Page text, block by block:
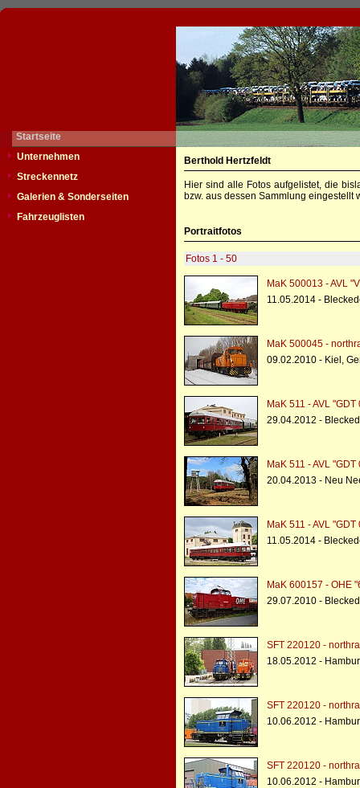
Startseite
Unternehmen
Streckennetz
Galerien & Sonderseiten
Fahrzeuglisten
Berthold Hertzfeldt
Hier sind alle Fotos aufgelistet, die
bzw. aus dessen Sammlung eingestellt
Portraitfotos
Fotos 1 - 50
MaK 500013 - AVL
11.05.2014 -
MaK 500045 -
09.02.2010 - Kiel,
MaK 511 - AVL "GDT
29.04.2012 -
MaK 511 - AVL "GDT
20.04.2013 - Neu
MaK 511 - AVL "GDT
11.05.2014 -
MaK 600157 - OHE
29.07.2010 -
SFT 220120 -
18.05.2012 -
SFT 220120 -
10.06.2012 -
SFT 220120 -
10.06.2012 -